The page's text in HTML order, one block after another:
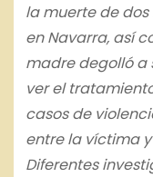
la muerte de
en Navarra, así
madre degolló a
ver el
casos de
entre la víctima
Diferentes